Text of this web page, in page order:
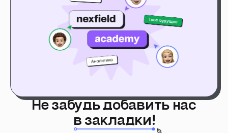
Не забудь добавить нас
в закладки!